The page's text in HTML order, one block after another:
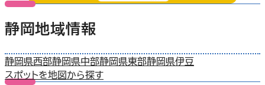
静岡地域情報
静岡県西部静岡県中部静岡県東部静岡県伊豆
スポットを地図から探す